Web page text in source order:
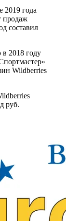
2019 года
продаж
составил
2018 году
Wildberries
руб.